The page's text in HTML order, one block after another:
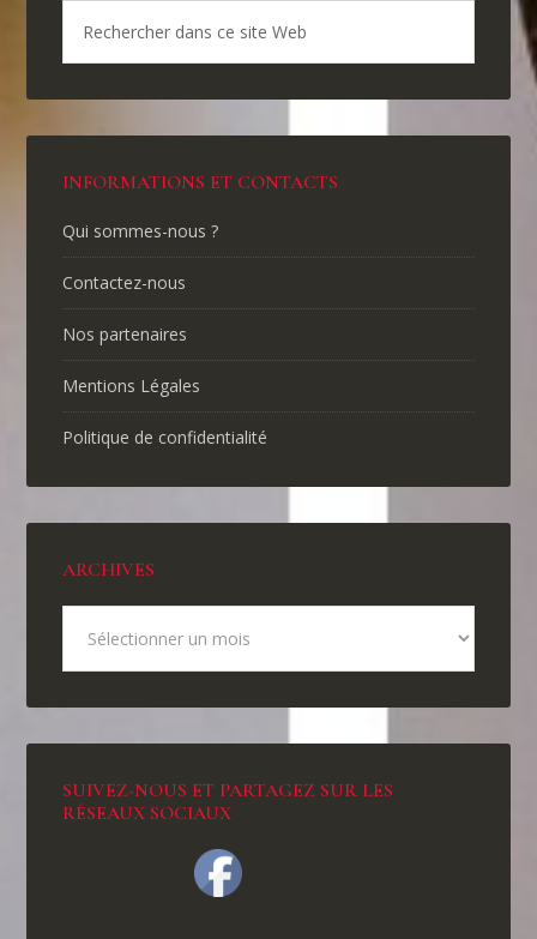
INFORMATIONS ET CONTACTS
Qui sommes-nous ?
Contactez-nous
Nos partenaires
Mentions Légales
Politique de confidentialité
ARCHIVES
SUIVEZ-NOUS ET PARTAGEZ SUR LES
RÉSEAUX SOCIAUX